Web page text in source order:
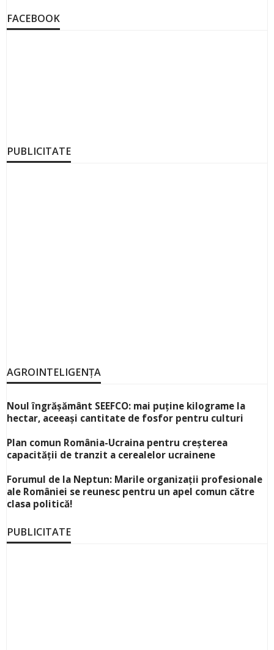
FACEBOOK
PUBLICITATE
AGROINTELIGENȚA
Noul îngrășământ SEEFCO: mai puține kilograme la
hectar, aceeași cantitate de fosfor pentru culturi
Plan comun România-Ucraina pentru creșterea
capacității de tranzit a cerealelor ucrainene
Forumul de la Neptun: Marile organizații profesionale
ale României se reunesc pentru un apel comun către
clasa politică!
PUBLICITATE